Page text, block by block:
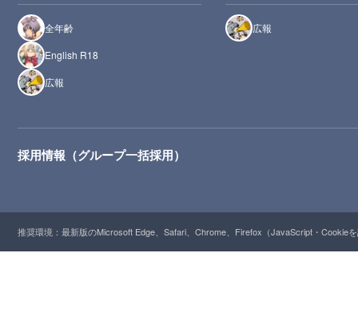
全年齢
English R18
広報
広報
採用情報（グループ一括採用）
推奨環境：最新版のMicrosoft Edge、Safari、Chrome、Firefox（JavaScript・Cookie